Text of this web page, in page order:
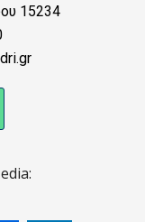
15234